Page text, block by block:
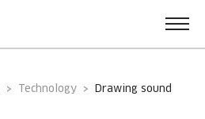
Technology drawing sound